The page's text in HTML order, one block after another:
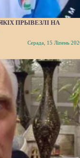
ПРЫВЕЗЛІ НА
Серада, 15 Ліпень